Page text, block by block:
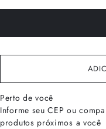
Perto de você
Informe seu CEP ou
produtos próximos a você